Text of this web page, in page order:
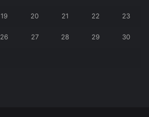
19 20 21 22 23
26 27 28 29 30